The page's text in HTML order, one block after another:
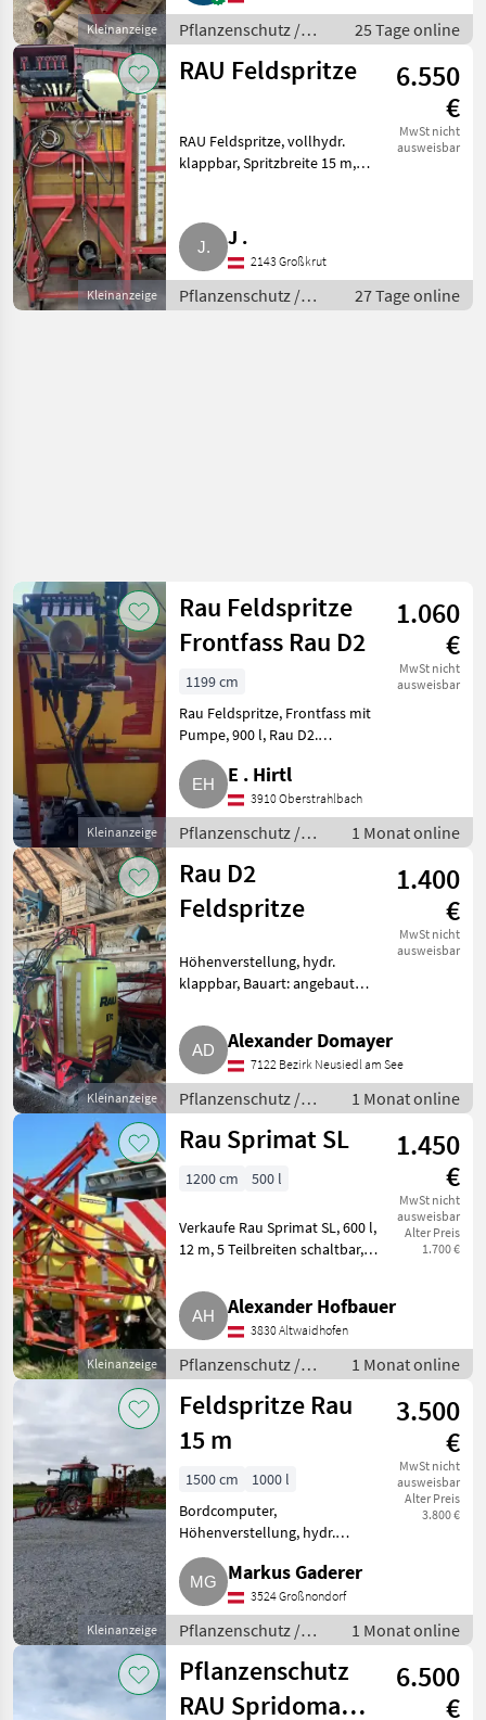
Kleinanzeige
Pflanzenschutz /
Feldspritzen
25 Tage online
Kleinanzeige
RAU Feldspritze
6.550
€
MwSt nicht
ausweisbar
RAU Feldspritze, vollhydr.
klappbar, Spritzbreite 15 m,
J .
2143 Großkrut
Pflanzenschutz /
Feldspritzen
27 Tage online
Kleinanzeige
Rau Feldspritze
Frontfass Rau D2
1.060
€
MwSt nicht
ausweisbar
1199 cm
Rau Feldspritze, Frontfass mit
Pumpe, 900 l, Rau D2.
Pflanzenschutz Feldspritzen
E . Hirtl
3910 Oberstrahlbach
Pflanzenschutz /
Feldspritzen
1 Monat online
Kleinanzeige
Rau D2
Feldspritze
1.400
€
MwSt nicht
ausweisbar
Höhenverstellung, hydr.
klappbar, Bauart: angebaut
Funktioniert alles, guter
Zustand. Besichtigung nach
Absprache möglich.
(Privatverkauf,
Alexander Domayer
7122 Bezirk Neusiedl am See
Pflanzenschutz /
Feldspritzen
1 Monat online
Kleinanzeige
Rau Sprimat SL
1.450
€
MwSt nicht
ausweisbar
Alter Preis
1.700 €
1200 cm 500 l
Verkaufe Rau Sprimat SL, 600 l,
12 m, 5 Teilbreiten schaltbar,
und Beleuchtung, guter
Zustand. Prüfplakette gültig bis
2027. Sofort ei
Alexander Hofbauer
3830 Altwaidhofen
Pflanzenschutz /
Feldspritzen
1 Monat online
Kleinanzeige
Feldspritze Rau
15 m
3.500
€
MwSt nicht
ausweisbar
Alter Preis
3.800 €
1500 cm
1000 l
Bordcomputer,
Höhenverstellung, hydr.
klappbar, Bauart: angebaut
Guter Zustand, TÜV bis 2028.
Verkauf wegen
Betriebsauflösung.
Pflanzenschutz Feldspritzen
Markus Gaderer
3524 Großnondorf
Pflanzenschutz /
Feldspritzen
1 Monat online
Pflanzenschutz
RAU Spridomat
6.500
€